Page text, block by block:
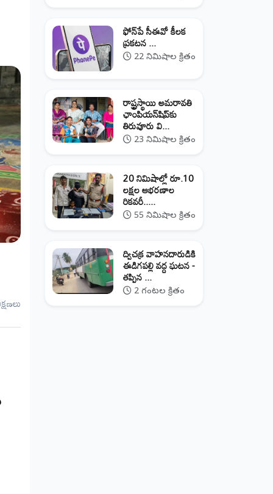
ఫోన్‌పే సీఈవో కీలక
ప్రకటన ...
22 నిమిషాల క్రితం
రాష్ట్రస్థాయి అమరావతి
ఛాంపియన్‌షిప్‌కు
తిరువూరు వి...
23 నిమిషాల క్రితం
20 నిమిషాల్లో రూ.10
లక్షల ఆభరణాల
రికవరీ.....
55 నిమిషాల క్రితం
ద్విచక్ర వాహనదారుడికి
ఈడిగపల్లి వద్ద ఘటన -
తప్పిన ...
2 గంటల క్రితం